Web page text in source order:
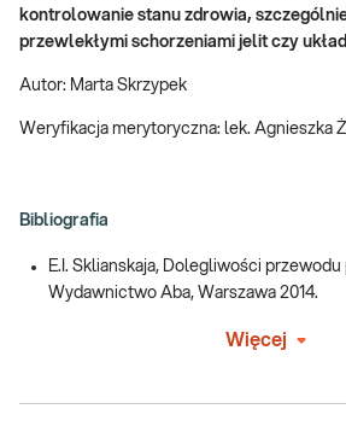
kontrolowanie stanu zdrowia,
przewlekłymi schorzeniami jelit czy
Autor: Marta Skrzypek
Weryfikacja merytoryczna: lek. Agnieszka
Bibliografia
E.I. Sklianskaja, Dolegliwości
Wydawnictwo Aba, Warszawa 2014.
Więcej